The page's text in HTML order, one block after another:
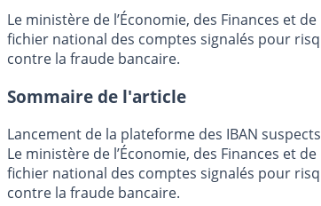
Le ministère de l’Économie, des Finances et
fichier national des comptes signalés pour
contre la fraude bancaire.
Sommaire de l'article
Lancement de la plateforme des IBAN
Le ministère de l’Économie, des Finances et
fichier national des comptes signalés pour
contre la fraude bancaire.